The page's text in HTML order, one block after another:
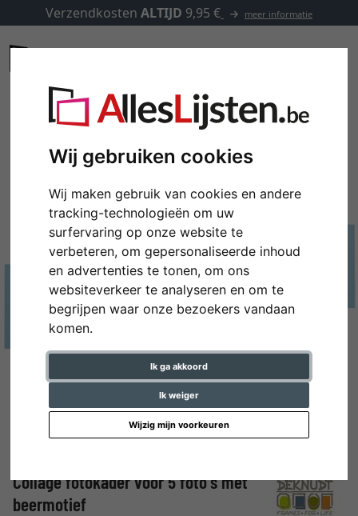
Wij gebruiken cookies
Wij maken gebruik van cookies en andere
tracking-technologieën om uw
surfervaring op onze website te
verbeteren, om gepersonaliseerde inhoud
en advertenties te tonen, om ons
websiteverkeer te analyseren en om te
begrijpen waar onze bezoekers vandaan
komen.
Ik ga akkoord
Ik weiger
Wijzig mijn voorkeuren
Verzendkosten ALTIJD 9,95 € meer informatie
Collage fotokader voor 5 foto's met
beermotief